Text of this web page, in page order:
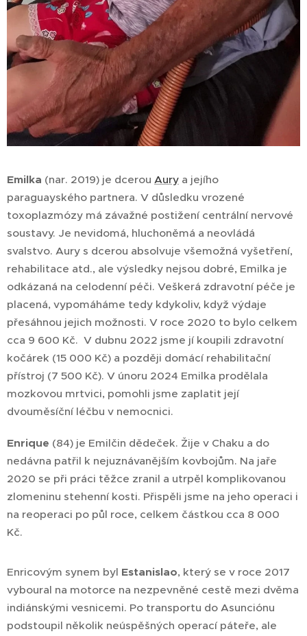
Emilka (nar. 2019) je dcerou Aury a jejího
paraguayského partnera. V důsledku vrozené
toxoplazmózy má závažné postižení centrální nervové
soustavy. Je nevidomá, hluchoněmá a neovládá
svalstvo. Aury s dcerou absolvuje všemožná vyšetření,
rehabilitace atd., ale výsledky nejsou dobré, Emilka je
odkázaná na celodenní péči. Veškerá zdravotní péče je
placená, vypomáháme tedy kdykoliv, když výdaje
přesáhnou jejich možnosti. V roce 2020 to bylo celkem
cca 9 600 Kč. V dubnu 2022 jsme jí koupili zdravotní
kočárek (15 000 Kč) a později domácí rehabilitační
přístroj (7 500 Kč). V únoru 2024 Emilka prodělala
mozkovou mrtvici, pomohli jsme zaplatit její
dvouměsíční léčbu v nemocnici.
Enrique (84) je Emilčin dědeček. Žije v Chaku a do
nedávna patřil k nejuznávanějším kovbojům. Na jaře
2020 se při práci těžce zranil a utrpěl komplikovanou
zlomeninu stehenní kosti. Přispěli jsme na jeho operaci i
na reoperaci po půl roce, celkem částkou cca 8 000
Kč.
Enricovým synem byl Estanislao, který se v roce 2017
vyboural na motorce na nezpevněné cestě mezi dvěma
indiánskými vesnicemi. Po transportu do Asunciónu
podstoupil několik neúspěšných operací páteře, ale